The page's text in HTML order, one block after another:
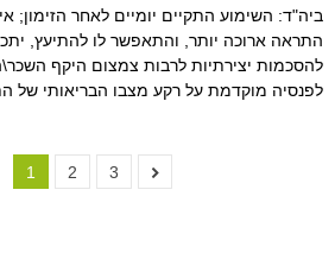
ביה"ד: השימוע התקיים יומיים לאחר הזימון;
התראה ארוכה יותר, והתאפשר לו להתיעץ,
להסכמות יצירתיות לרבות צמצום היקף
לפנסיה מוקדמת על רקע מצבו הבריאותי של
1 2 3